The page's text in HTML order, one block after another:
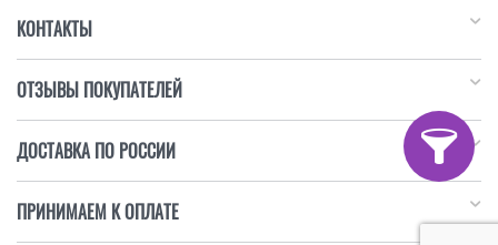
КОНТАКТЫ
ОТЗЫВЫ ПОКУПАТЕЛЕЙ
ДОСТАВКА ПО РОССИИ
ПРИНИМАЕМ К ОПЛАТЕ